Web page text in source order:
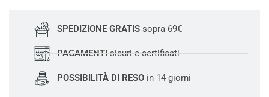
SPEDIZIONE GRATISsopra 69€
PAGAMENTI sicuri e certificati
POSSIBILITÀ DI RESO in 14 giorni